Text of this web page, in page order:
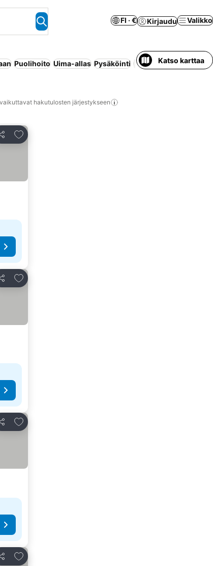
FI · € Kirjaudu Valikko
Puolihoito Uima-allas Pysäköinti Lemmikit
Katso karttaa
hakutulosten järjestykseen
Jaa
Lisää suosikkeihin
Jaa
Lisää suosikkeihin
Jaa
Lisää suosikkeihin
Jaa
Lisää suosikkeihin